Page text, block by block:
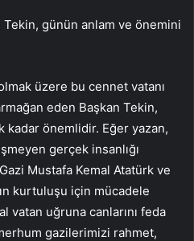
Tekin, günün anlam ve önemini
üzere bu cennet vatanı
eden Başkan Tekin,
kadar önemlidir. Eğer yazan,
gerçek insanlığı
Mustafa Kemal Atatürk ve
kurtuluşu için mücadele
vatan uğruna canlarını feda
gazilerimizi rahmet,